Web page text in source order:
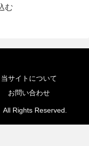
む
当サイトについて
お問い合わせ
Rights Reserved.